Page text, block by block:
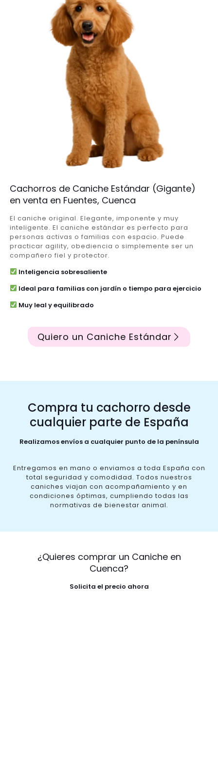
Cachorros de Caniche Estándar (Gigante)
en venta en Fuentes, Cuenca
El caniche original. Elegante, imponente y muy
inteligente. El caniche estándar es perfecto para
personas activas o familias con espacio. Puede
practicar agility, obediencia o simplemente ser un
compañero fiel y protector.
Inteligencia sobresaliente
Ideal para familias con jardín o tiempo para ejercicio
Muy leal y equilibrado
Quiero un Caniche Estándar
Compra tu cachorro desde
cualquier parte de España
Realizamos envíos a cualquier punto de la península
Entregamos en mano o enviamos a toda España con
total seguridad y comodidad. Todos nuestros
caniches viajan con acompañamiento y en
condiciones óptimas, cumpliendo todas las
normativas de bienestar animal.
¿Quieres comprar un Caniche en
Cuenca?
Solicita el precio ahora